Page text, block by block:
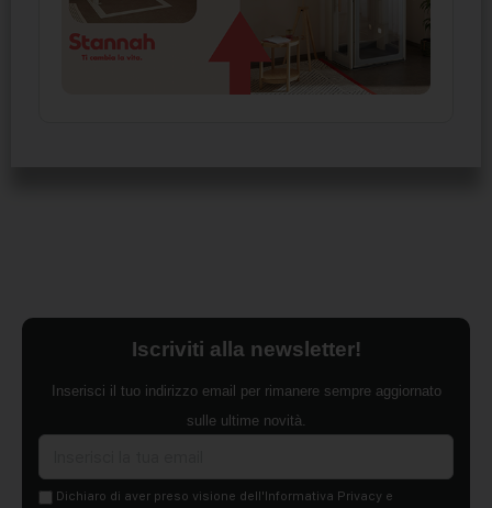
Iscriviti alla newsletter!
Inserisci il tuo indirizzo email per rimanere sempre aggiornato
sulle ultime novità.
Dichiaro di aver preso visione dell'Informativa Privacy e